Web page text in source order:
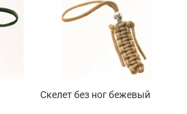
Скелет без ног бежевый